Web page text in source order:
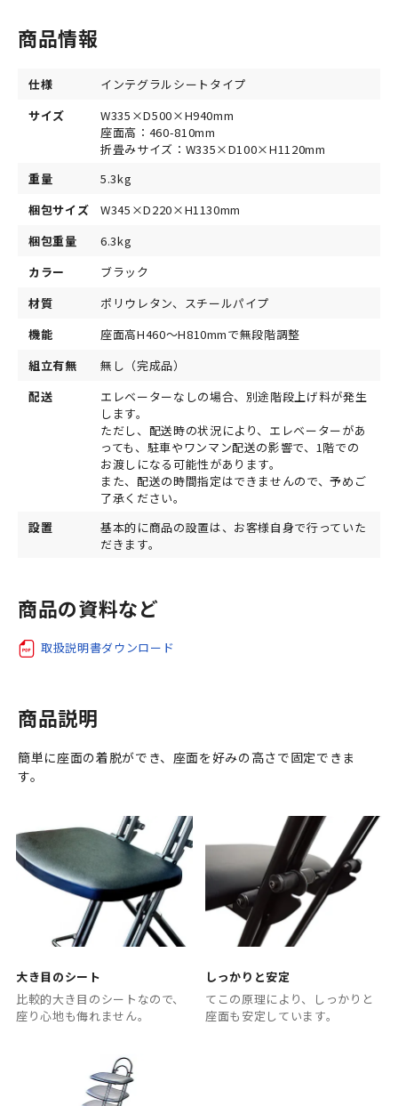
商品情報
仕様
インテグラルシートタイプ
サイズ
W335×D500×H940mm
座面高：460-810mm
折畳みサイズ：W335×D100×H1120mm
重量
5.3kg
梱包サイズ
W345×D220×H1130mm
梱包重量
6.3kg
カラー
ブラック
材質
ポリウレタン、スチールパイプ
機能
座面高H460～H810mmで無段階調整
組立有無
無し（完成品）
配送
エレベーターなしの場合、別途階段上げ料が発生
します。
ただし、配送時の状況により、エレベーターがあ
っても、駐車やワンマン配送の影響で、1階での
お渡しになる可能性があります。
また、配送の時間指定はできませんので、予めご
了承ください。
設置
基本的に商品の設置は、お客様自身で行っていた
だきます。
商品の資料など
取扱説明書ダウンロード
商品説明
簡単に座面の着脱ができ、座面を好みの高さで固定できま
す。
大き目のシート
比較的大き目のシートなので、
座り心地も侮れません。
しっかりと安定
てこの原理により、しっかりと
座面も安定しています。